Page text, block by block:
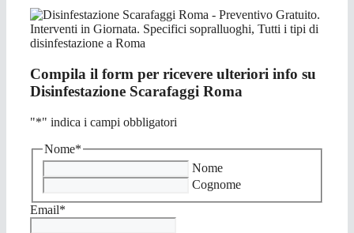
Compila il form per ricevere ulteriori info su
Disinfestazione Scarafaggi Roma
"*" indica i campi obbligatori
Nome*
Nome
Cognome
Email*